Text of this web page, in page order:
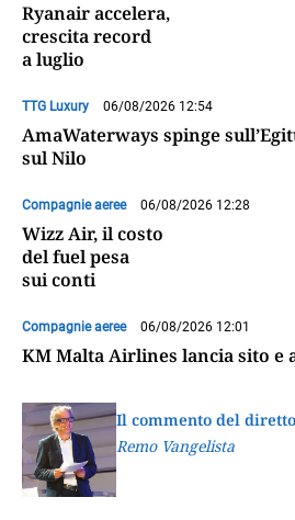
Ryanair accelera,
crescita record
a luglio
TTG Luxury 06/08/2026 12:54
AmaWaterways spinge
sul Nilo
Compagnie aeree 06/08/2026 12:28
Wizz Air, il costo
del fuel pesa
sui conti
Compagnie aeree 06/08/2026 12:01
KM Malta Airlines lancia sito e
Il commento del
Remo Vangelista